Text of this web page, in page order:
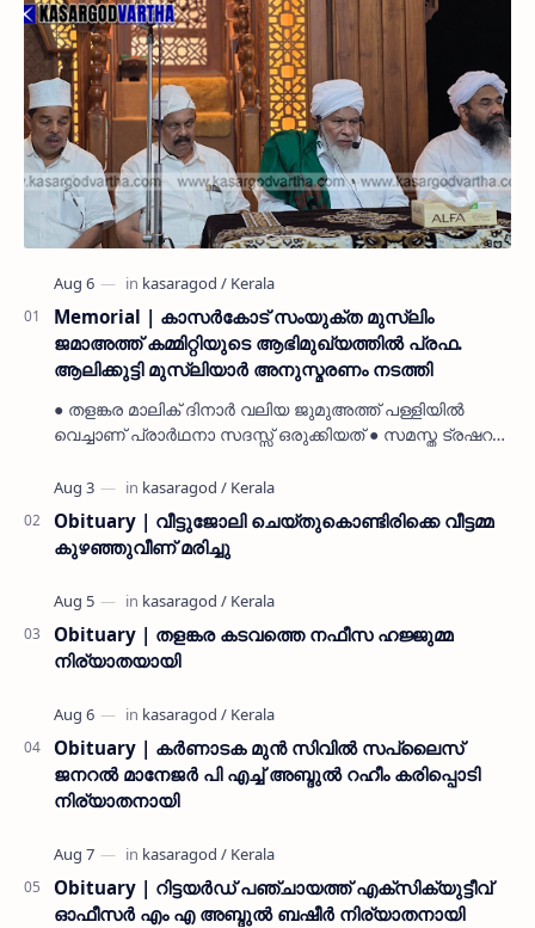
Memorial | കാസർകോട് സംയുക്ത മുസ്ലിം
ജമാഅത്ത് കമ്മിറ്റിയുടെ ആഭിമുഖ്യത്തിൽ പ്രഫ.
ആലിക്കുട്ടി മുസ്ലിയാർ അനുസ്മരണം നടത്തി
● തളങ്കര മാലിക് ദിനാർ വലിയ ജുമുഅത്ത് പള്ളിയിൽ
വെച്ചാണ് പ്രാർഥനാ സദസ്സ് ഒരുക്കിയത് ● സമസ്ത ട്രഷറർ
നൽകി കാസ…
Obituary | വീട്ടുജോലി ചെയ്തുകൊണ്ടിരിക്കെ വീട്ടമ്മ
കുഴഞ്ഞുവീണ് മരിച്ചു
Obituary | തളങ്കര കടവത്തെ നഫീസ ഹജ്ജുമ്മ
നിര്യാതയായി
Obituary | കർണാടക മുൻ സിവില്‍ സപ്ലൈസ്
ജനറൽ മാനേജർ പി എച്ച് അബ്ദുൽ റഹീം കരിപ്പൊടി
നിര്യാതനായി
Obituary | റിട്ടയർഡ് പഞ്ചായത്ത് എക്സിക്യുട്ടീവ്
ഓഫീസർ എം എ അബ്ദുൽ ബഷീർ നിര്യാതനായി